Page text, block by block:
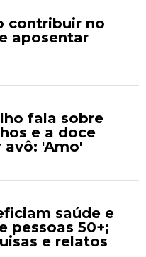
contribuir no
aposentar
fala sobre
e a doce
avô: 'Amo'
saúde e
pessoas 50+;
e relatos